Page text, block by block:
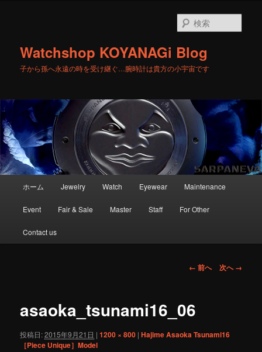
へ
移
動
Watchshop KOYANAGi Blog
子から孫へ永遠の時を受け継ぐ…腕時計は貴方の小宇宙です
索
ュ
ホーム Jewelry Watch Eyewear Maintenance
Event Fair & Sale Master Staff For Other
Contact us
画
ビ
ゲ
シ
← 前へ 次へ →
asaoka_tsunami16_06
投稿日:2015年9月21日 |1200 × 800 |Hajime Asaoka Tsunami16
［Piece Unique］Model